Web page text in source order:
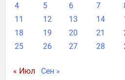
4
5 6 7
11
12 13 14
18
19 20 21
25
26 27 28
« Июл Сен »